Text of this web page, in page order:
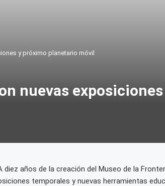
y próximo planetario móvil
nuevas
diez años de la creación del Museo de la
temporales y nuevas herramientas